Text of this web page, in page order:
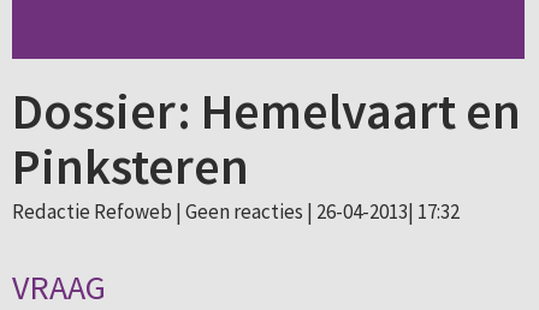
Dossier: Hemelvaart en
Pinksteren
Redactie Refoweb | Geen reacties | 26-04-2013| 17:32
VRAAG